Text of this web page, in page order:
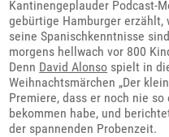
Kantinengeplauder Podcast-
gebürtige Hamburger
seine Spanischkenntnisse
morgens hellwach vor 800
Denn David Alonso spielt in
Weihnachtsmärchen „Der
Premiere, dass er noch nie
bekommen habe, und
der spannenden Probenzeit.